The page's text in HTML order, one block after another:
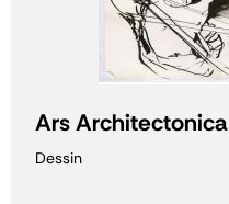
Ars Architectonica
Dessin